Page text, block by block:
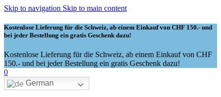
Skip to navigation Skip to main content
Kostenlose Lieferung für die Schweiz, ab einem Einkauf von CHF 150.- und
bei jeder Bestellung ein gratis Geschenk dazu!
Kostenlose Lieferung für die Schweiz, ab einem Einkauf von CHF
150.- und bei jeder Bestellung ein gratis Geschenk dazu!
0
German